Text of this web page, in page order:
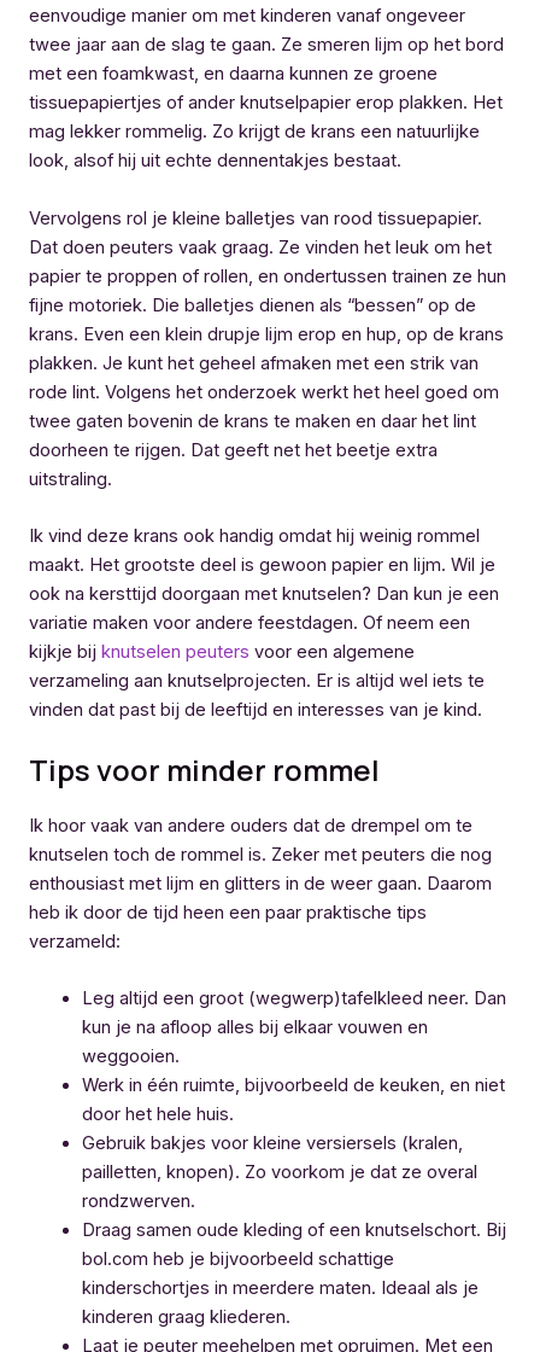
eenvoudige manier om met kinderen vanaf ongeveer
twee jaar aan de slag te gaan. Ze smeren lijm op het bord
met een foamkwast, en daarna kunnen ze groene
tissuepapiertjes of ander knutselpapier erop plakken. Het
mag lekker rommelig. Zo krijgt de krans een natuurlijke
look, alsof hij uit echte dennentakjes bestaat.
Vervolgens rol je kleine balletjes van rood tissuepapier.
Dat doen peuters vaak graag. Ze vinden het leuk om het
papier te proppen of rollen, en ondertussen trainen ze hun
fijne motoriek. Die balletjes dienen als “bessen” op de
krans. Even een klein drupje lijm erop en hup, op de krans
plakken. Je kunt het geheel afmaken met een strik van
rode lint. Volgens het onderzoek werkt het heel goed om
twee gaten bovenin de krans te maken en daar het lint
doorheen te rijgen. Dat geeft net het beetje extra
uitstraling.
Ik vind deze krans ook handig omdat hij weinig rommel
maakt. Het grootste deel is gewoon papier en lijm. Wil je
ook na kersttijd doorgaan met knutselen? Dan kun je een
variatie maken voor andere feestdagen. Of neem een
kijkje bij knutselen peuters voor een algemene
verzameling aan knutselprojecten. Er is altijd wel iets te
vinden dat past bij de leeftijd en interesses van je kind.
Tips voor minder rommel
Ik hoor vaak van andere ouders dat de drempel om te
knutselen toch de rommel is. Zeker met peuters die nog
enthousiast met lijm en glitters in de weer gaan. Daarom
heb ik door de tijd heen een paar praktische tips
verzameld:
Leg altijd een groot (wegwerp)tafelkleed neer. Dan
kun je na afloop alles bij elkaar vouwen en
weggooien.
Werk in één ruimte, bijvoorbeeld de keuken, en niet
door het hele huis.
Gebruik bakjes voor kleine versiersels (kralen,
pailletten, knopen). Zo voorkom je dat ze overal
rondzwerven.
Draag samen oude kleding of een knutselschort. Bij
bol.com heb je bijvoorbeeld schattige
kinderschortjes in meerdere maten. Ideaal als je
kinderen graag kliederen.
Laat je peuter meehelpen met opruimen. Met een